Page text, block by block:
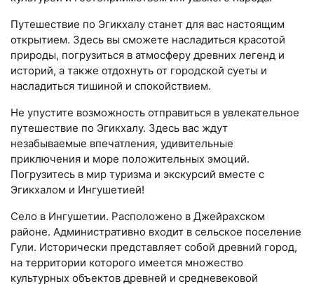
Путешествие по Эгикхалу станет для вас настоящим
открытием. Здесь вы сможете насладиться красотой
природы, погрузиться в атмосферу древних легенд и
историй, а также отдохнуть от городской суеты и
насладиться тишиной и спокойствием.
Не упустите возможность отправиться в увлекательное
путешествие по Эгикхалу. Здесь вас ждут
незабываемые впечатления, удивительные
приключения и море положительных эмоций.
Погрузитесь в мир туризма и экскурсий вместе с
Эгикхалом и Ингушетией!
Село в Ингушетии. Расположено в Джейрахском
районе. Административно входит в сельское поселение
Гули. Исторически представляет собой древний город,
на территории которого имеется множество
культурных объектов древней и средневековой